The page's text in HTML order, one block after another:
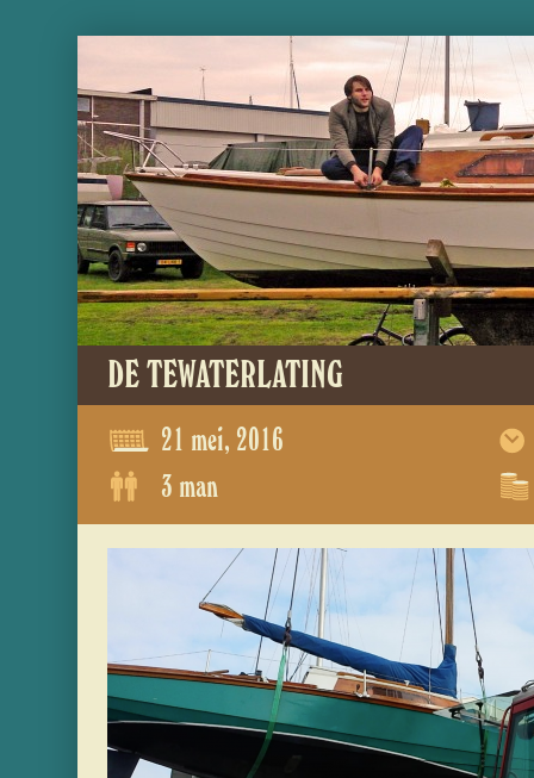
DE TEWATERLATING
21 mei, 2016
3 man